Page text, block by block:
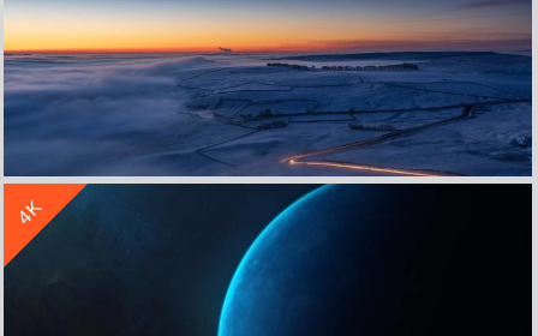
微软 Win10 美丽 夜空 风景 4k高清壁纸
4K
立 即 下 载
收 藏